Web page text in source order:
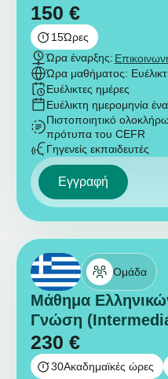
150 €
15Ώρες
Ώρα έναρξης:
Ώρα μαθήματος:
Ευέλικτες ημέρες
Ευέλικτη ημερομηνία
Πιστοποιητικό
πρότυπα του CEFR
Γηγενείς εκπαιδευτές
Εγγραφή
Ομάδα
Μάθημα
Γνώση
230 €
30Ακαδημαϊκές ώρες